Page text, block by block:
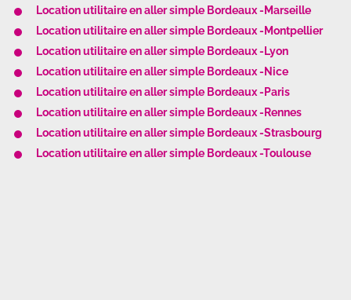
Location utilitaire en aller simple Bordeaux -Marseille
Location utilitaire en aller simple Bordeaux -Montpellier
Location utilitaire en aller simple Bordeaux -Lyon
Location utilitaire en aller simple Bordeaux -Nice
Location utilitaire en aller simple Bordeaux -Paris
Location utilitaire en aller simple Bordeaux -Rennes
Location utilitaire en aller simple Bordeaux -Strasbourg
Location utilitaire en aller simple Bordeaux -Toulouse